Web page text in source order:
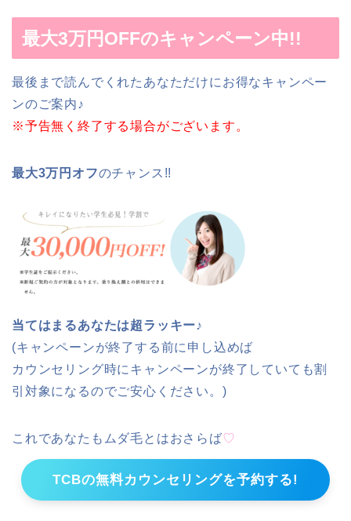
最大3万円OFFのキャンペーン中!!
最後まで読んでくれたあなただけにお得なキャンペー
ンのご案内♪
※予告無く終了する場合がございます。
最大3万円オフのチャンス!!
当てはまるあなたは超ラッキー♪
(キャンペーンが終了する前に申し込めば
カウンセリング時にキャンペーンが終了していても割
引対象になるのでご安心ください。)
これであなたもムダ毛とはおさらば♡
TCBの無料カウンセリングを予約する!